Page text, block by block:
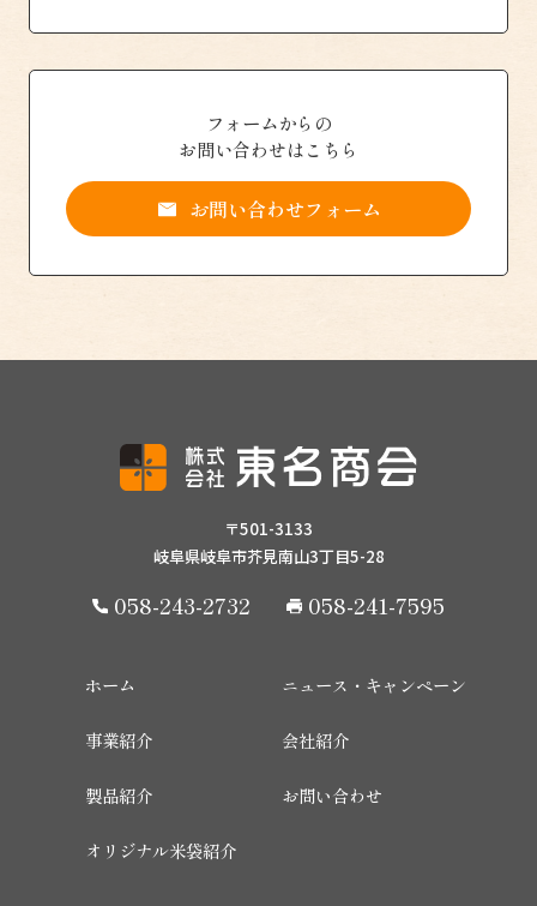
フォームからの
お問い合わせはこちら
お問い合わせフォーム
〒501-3133
岐阜県岐阜市芥見南山3丁目5-28
058-243-2732 058-241-7595
ホーム
事業紹介
製品紹介
オリジナル米袋紹介
ニュース・キャンペーン
会社紹介
お問い合わせ